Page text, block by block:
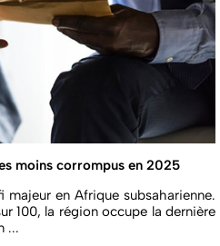
moins corrompus en 2025
en Afrique subsaharienne.
100, la région occupe la dernière
...